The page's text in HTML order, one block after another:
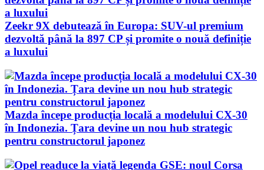
Zeekr 9X debutează în Europa: SUV-ul premium
dezvoltă până la 897 CP și promite o nouă definiție
a luxului
Mazda începe producția locală a modelului CX-30
în Indonezia. Țara devine un nou hub strategic
pentru constructorul japonez